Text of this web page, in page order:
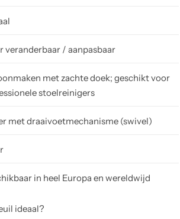
veranderbaar / aanpasbaar
met zachte doek; geschikt voor
stoelreinigers
met draaivoetmechanisme (swivel)
in heel Europa en wereldwijd
ideaal?